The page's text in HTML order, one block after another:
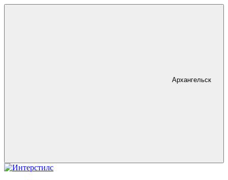
Архангельск